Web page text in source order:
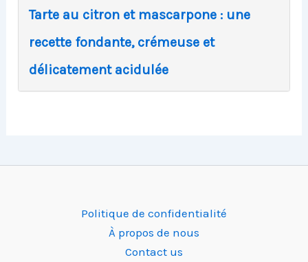
Tarte au citron et mascarpone : une
recette fondante, crémeuse et
délicatement acidulée
Politique de confidentialité
À propos de nous
Contact us